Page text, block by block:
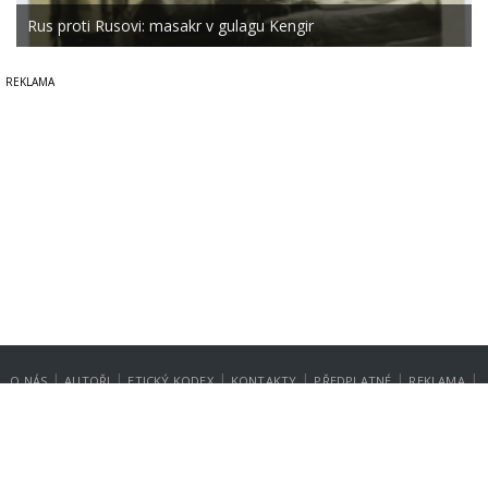
Rus proti Rusovi: masakr v gulagu Kengir
O NÁS | AUTOŘI | ETICKÝ KODEX | KONTAKTY | PŘEDPLATNÉ | REKLAMA |